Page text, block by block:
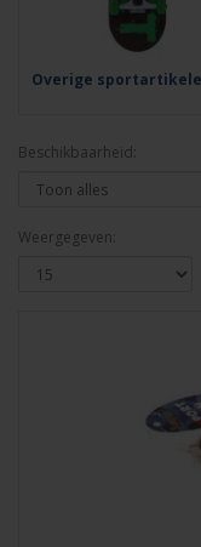
Overige
Beschikbaarheid:
Weergegeven: